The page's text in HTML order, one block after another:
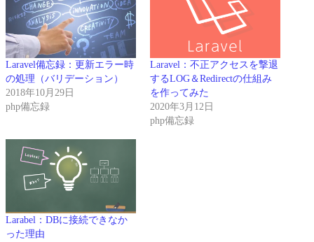
Laravel備忘録：更新エラー時
の処理（バリデーション）
2018年10月29日
php備忘録
Laravel：不正アクセスを撃退
するLOG＆Redirectの仕組み
を作ってみた
2020年3月12日
php備忘録
Larabel：DBに接続できなか
った理由